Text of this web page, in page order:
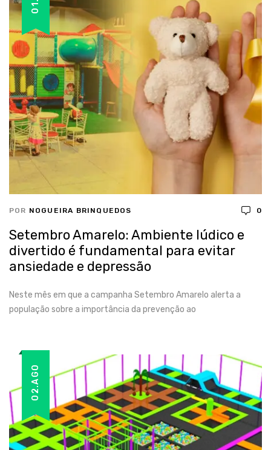
POR NOGUEIRA BRINQUEDOS 0
Setembro Amarelo: Ambiente lúdico e
divertido é fundamental para evitar
ansiedade e depressão
Neste mês em que a campanha Setembro Amarelo alerta a
população sobre a importância da prevenção ao
02.AGO